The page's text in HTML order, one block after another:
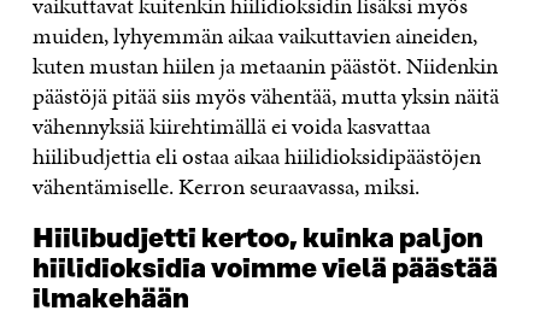
muiden, lyhyemmän aikaa vaikuttavien aineiden,
kuten mustan hiilen ja metaanin päästöt. Niidenkin
päästöjä pitää siis myös vähentää, mutta yksin näitä
vähennyksiä kiirehtimällä ei voida kasvattaa
hiilibudjettia eli ostaa aikaa hiilidioksidipäästöjen
vähentämiselle. Kerron seuraavassa, miksi.
Hiilibudjetti kertoo, kuinka paljon
hiilidioksidia voimme vielä päästää
ilmakehään